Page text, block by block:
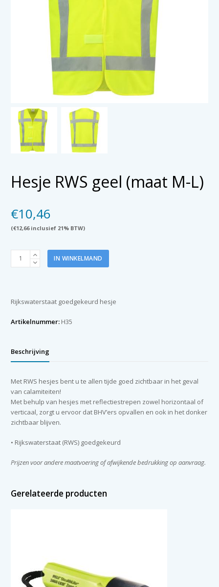
Hesje RWS geel (maat M-L)
€10,46
(€12,66inclusief 21% BTW)
Hesje
RWS
L)
IN WINKELMAND
Rijkswaterstaat goedgekeurd hesje
Artikelnummer: H35
Beschrijving
Met RWS hesjes bent u te allen tijde goed zichtbaar in het geval
van calamiteiten!
Met behulp van hesjes met reflectiestrepen zowel horizontaal of
verticaal, zorgt u ervoor dat BHV’ers opvallen en ook in het donker
zichtbaar blijven.
• Rijkswaterstaat (RWS) goedgekeurd
Prijzen voor andere maatvoering of afwijkende bedrukking op aanvraag.
Gerelateerde producten